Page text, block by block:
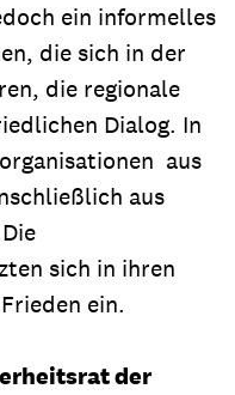
ein informelles
die sich in der
die regionale
Dialog. In
aus
aus
sich in ihren
ein.
der